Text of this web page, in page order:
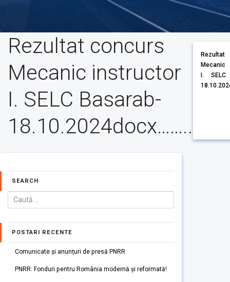
Rezultat concurs
Mecanic instructor
I. SELC Basarab-
18.10.2024docx……..
Mecanic
I. SELC
SEARCH
POSTARI RECENTE
Comunicate și anunțuri de presă PNRR
PNRR: Fonduri pentru România modernă și reformată!